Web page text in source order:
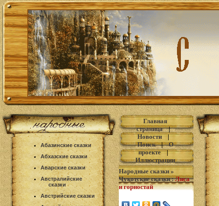
Абазинские сказки
Абхазские сказки
Аварские сказки
Австралийские
сказки
Австрийские сказки
Главная
страница|
Новости|
Поиск|О
проекте|
Иллюстрации
Народные сказки »
Чукотские сказки: Лиса
и горностай